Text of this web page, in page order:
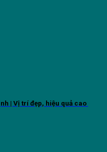
| Vị trí đẹp, hiệu quả cao